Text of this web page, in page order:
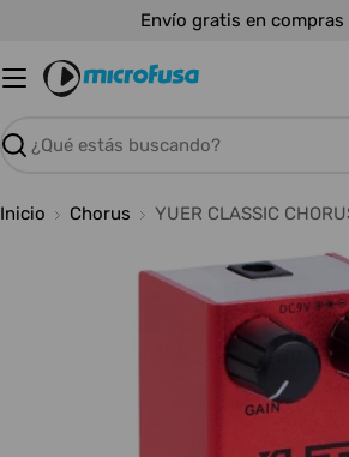
contenido
Envío gratis en compras
Buscar
Inicio Chorus YUER CLASSIC